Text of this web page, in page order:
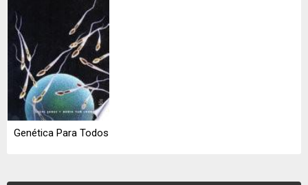
Genética Para Todos